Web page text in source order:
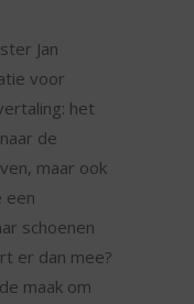
Jan
voor
het
de
maar ook
een
schoenen
er dan mee?
maak om